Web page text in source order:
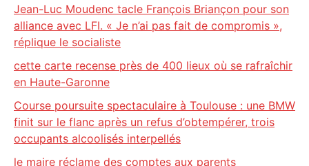
Jean-Luc Moudenc tacle François Briançon pour son
alliance avec LFI. « Je n’ai pas fait de compromis »,
réplique le socialiste
cette carte recense près de 400 lieux où se rafraîchir
en Haute-Garonne
Course poursuite spectaculaire à Toulouse : une BMW
finit sur le flanc après un refus d’obtempérer, trois
occupants alcoolisés interpellés
le maire réclame des comptes aux parents